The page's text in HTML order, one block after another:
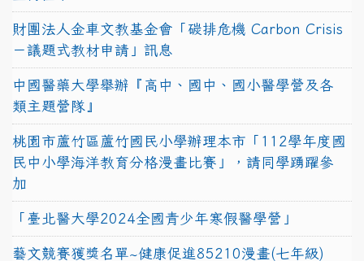
財團法人金車文教基金會「碳排危機 Carbon Crisis
－議題式教材申請」訊息
中國醫藥大學舉辦『高中、國中、國小醫學營及各
類主題營隊』
桃園市蘆竹區蘆竹國民小學辦理本市「112學年度國
民中小學海洋教育分格漫畫比賽」，請同學踴躍參
加
「臺北醫大學2024全國青少年寒假醫學營」
藝文競賽獲獎名單~健康促進85210漫畫(七年級)